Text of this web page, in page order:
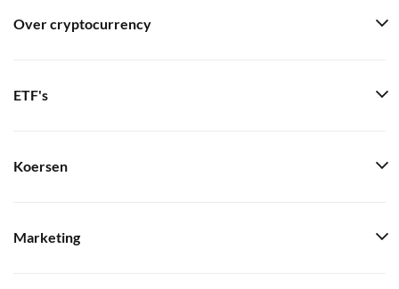
Over cryptocurrency
ETF's
Koersen
Marketing